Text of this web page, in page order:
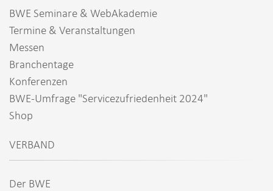
BWE Seminare & WebAkademie
Termine & Veranstaltungen
Messen
Branchentage
Konferenzen
BWE-Umfrage "Servicezufriedenheit 2024"
Shop
VERBAND
Der BWE